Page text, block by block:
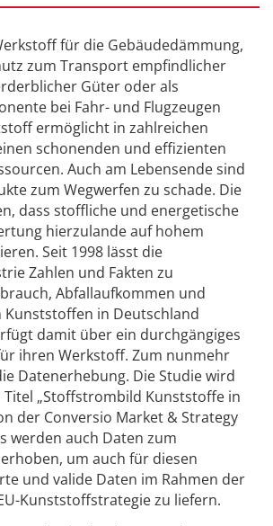
für die Gebäudedämmung,
zum Transport empfindlicher
Güter oder als
bei Fahr- und Flugzeugen
ermöglicht in zahlreichen
schonenden und effizienten
Auch am Lebensende sind
zum Wegwerfen zu schade. Die
dass stoffliche und energetische
hierzulande auf hohem
Seit 1998 lässt die
Zahlen und Fakten zu
Abfallaufkommen und
in Deutschland
damit über ein durchgängiges
ihren Werkstoff. Zum nunmehr
Datenerhebung. Die Studie wird
„Stoffstrombild Kunststoffe in
der Conversio Market & Strategy
werden auch Daten zum
um auch für diesen
und valide Daten im Rahmen der
Kunststoffstrategie zu liefern.